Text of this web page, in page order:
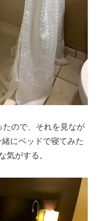
ので、それを見なが
にベッドで寝てみた
気がする。